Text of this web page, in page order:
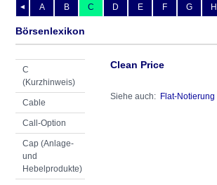
◄ A B C D E F G H
Börsenlexikon
C
(Kurzhinweis)
Cable
Call-Option
Cap (Anlage-
und
Hebelprodukte)
Clean Price
Siehe auch: Flat-Notierung